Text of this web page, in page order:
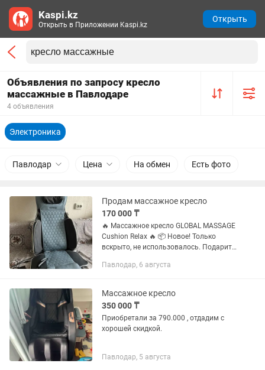
Объявления по запросу кресло
массажные в Павлодаре
4 объявления
Электроника
Павлодар Цена На обмен Есть фото
Продам массажное кресло
170 000 ₸
🔥 Массажное кресло GLOBAL MASSAGE
Cushion Relax 🔥 📦 Новое! Только
вскрыто, не использовалось. Подарите
себя дома! ✅ Массаж шеи, спины и
Павлодар, 6 августа
Массажное кресло
350 000 ₸
Приобретали за 790.000 , отдадим с
хорошей скидкой.
Павлодар, 5 августа
Kaspi.kz
Открыть в Приложении Kaspi.kz
Открыть